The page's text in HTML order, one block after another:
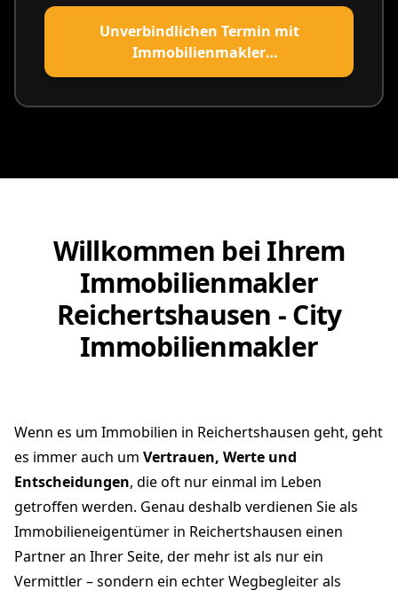
Unverbindlichen Termin mit
Immobilienmakler
Reichertshausen vereinbaren
Willkommen bei Ihrem
Immobilienmakler
Reichertshausen - City
Immobilienmakler
Wenn es um Immobilien in Reichertshausen geht, geht
es immer auch um Vertrauen, Werte und
Entscheidungen, die oft nur einmal im Leben
getroffen werden. Genau deshalb verdienen Sie als
Immobilieneigentümer in Reichertshausen einen
Partner an Ihrer Seite, der mehr ist als nur ein
Vermittler – sondern ein echter Wegbegleiter als